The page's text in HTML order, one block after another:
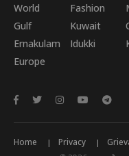
World
Fashion
Gulf
Kuwait
Ernakulam
Idukki
Europe
Home Privacy